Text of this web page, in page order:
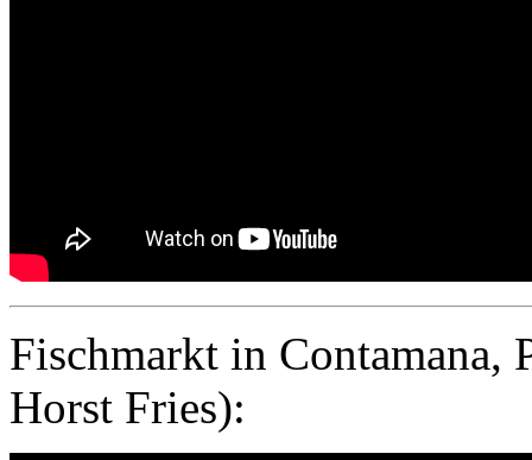
Fischmarkt in Contamana,
Horst Fries):